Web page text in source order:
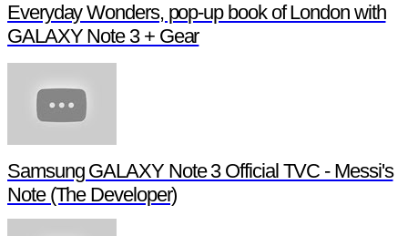
Everyday Wonders, pop-up book of London with
GALAXY Note 3 + Gear
Samsung GALAXY Note 3 Official TVC - Messi's
Note (The Developer)